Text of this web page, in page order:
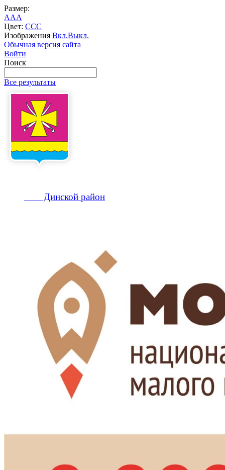
Размер:
AAA
Цвет: CCC
Изображения Вкл.Выкл.
Обычная версия сайта
Войти
Поиск
Все результаты
Динской район